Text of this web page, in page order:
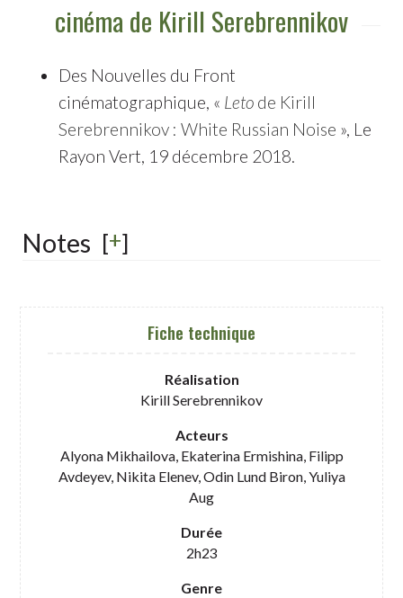
Fiche technique
Réalisation
Kirill Serebrennikov
Acteurs
Alyona Mikhailova, Ekaterina Ermishina, Filipp
Avdeyev, Nikita Elenev, Odin Lund Biron, Yuliya
Aug
Durée
2h23
Genre
cinéma de Kirill Serebrennikov
Des Nouvelles du Front
cinématographique, « Letode Kirill
Serebrennikov : White Russian Noise », Le
Rayon Vert, 19 décembre 2018.
Notes [+]